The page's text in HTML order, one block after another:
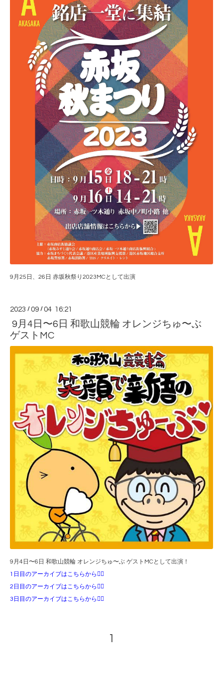
9月25日、26日 赤坂秋祭り2023MCとして出演
2023 /09 /04 16:21
9月4日〜6日 和歌山競輪 オレンジちゅ〜ぶ
ゲストMC
9月4日〜6日 和歌山競輪 オレンジちゅ〜ぶ ゲストMCとして出演！
1日目のアーカイブはこちらから💁‍♀️
2日目のアーカイブはこちらから💁‍♀️
3日目のアーカイブはこちらから💁‍♀️
1